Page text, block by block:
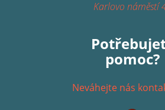
Karlovo náměstí
pomoc?
Neváhejte nás